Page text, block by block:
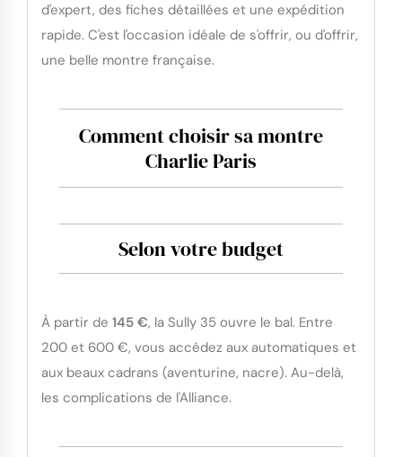
d'expert, des fiches détaillées et une expédition
rapide. C'est l'occasion idéale de s'offrir, ou d'offrir,
une belle montre française.
Comment choisir sa montre
Charlie Paris
Selon votre budget
À partir de 145 €, la Sully 35 ouvre le bal. Entre
200 et 600 €, vous accédez aux automatiques et
aux beaux cadrans (aventurine, nacre). Au-delà,
les complications de l'Alliance.